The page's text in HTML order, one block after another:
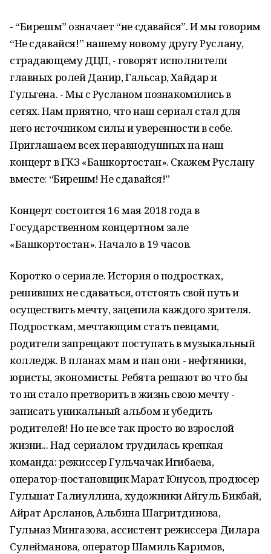
- “Бирешмә” означает “не сдавайся”. И мы говорим
“Не сдавайся!” нашему новому другу Руслану,
страдающему ДЦП, - говорят исполнители
главных ролей Данир, Гальсар, Хайдар и
Гульгена. - Мы с Русланом познакомились в
сетях. Нам приятно, что наш сериал стал для
него источником силы и уверенности в себе.
Приглашаем всех неравнодушных на наш
концерт в ГКЗ «Башкортостан». Скажем Руслану
вместе: “Бирешмә! Не сдавайся!”
Концерт состоится 16 мая 2018 года в
Государственном концертном зале
«Башкортостан». Начало в 19 часов.
Коротко о сериале. История о подростках,
решивших не сдаваться, отстоять свой путь и
осуществить мечту, зацепила каждого зрителя.
Подросткам, мечтающим стать певцами,
родители запрещают поступать в музыкальный
колледж. В планах мам и пап они - нефтяники,
юристы, экономисты. Ребята решают во что бы
то ни стало претворить в жизнь свою мечту -
записать уникальный альбом и убедить
родителей! Но не все так просто во взрослой
жизни... Над сериалом трудилась крепкая
команда: режиссер Гульчачак Игибаева,
оператор-постановщик Марат Юнусов, продюсер
Гульшат Галиуллина, художники Айгуль Бикбай,
Айрат Арсланов, Альбина Шагритдинова,
Гульназ Мингазова, ассистент режиссера Дилара
Сулейманова, оператор Шамиль Каримов,